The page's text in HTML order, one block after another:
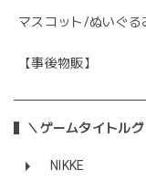
マスコット/ぬいぐる
【事後物販】
＼ゲームタイトル
NIKKE